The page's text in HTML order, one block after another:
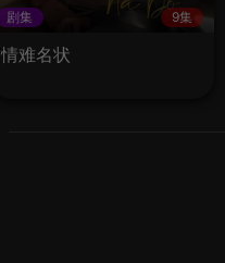
剧集 9集
情难名状